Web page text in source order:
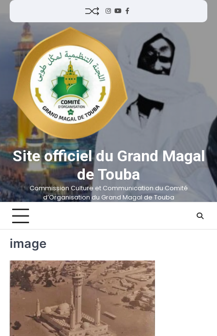
Site officiel du Grand Magal
de Touba
Commission Culture et Communication du Comité
d’Organisation du Grand Magal de Touba
image